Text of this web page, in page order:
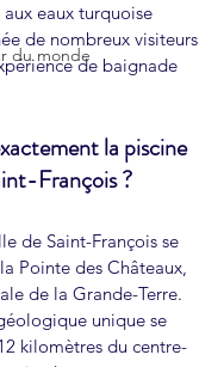
du monde
eaux turquoise
de nombreux visiteurs
de baignade
la piscine
François ?
de Saint-François se
Pointe des Châteaux,
de la Grande-Terre.
unique se
kilomètres du centre-